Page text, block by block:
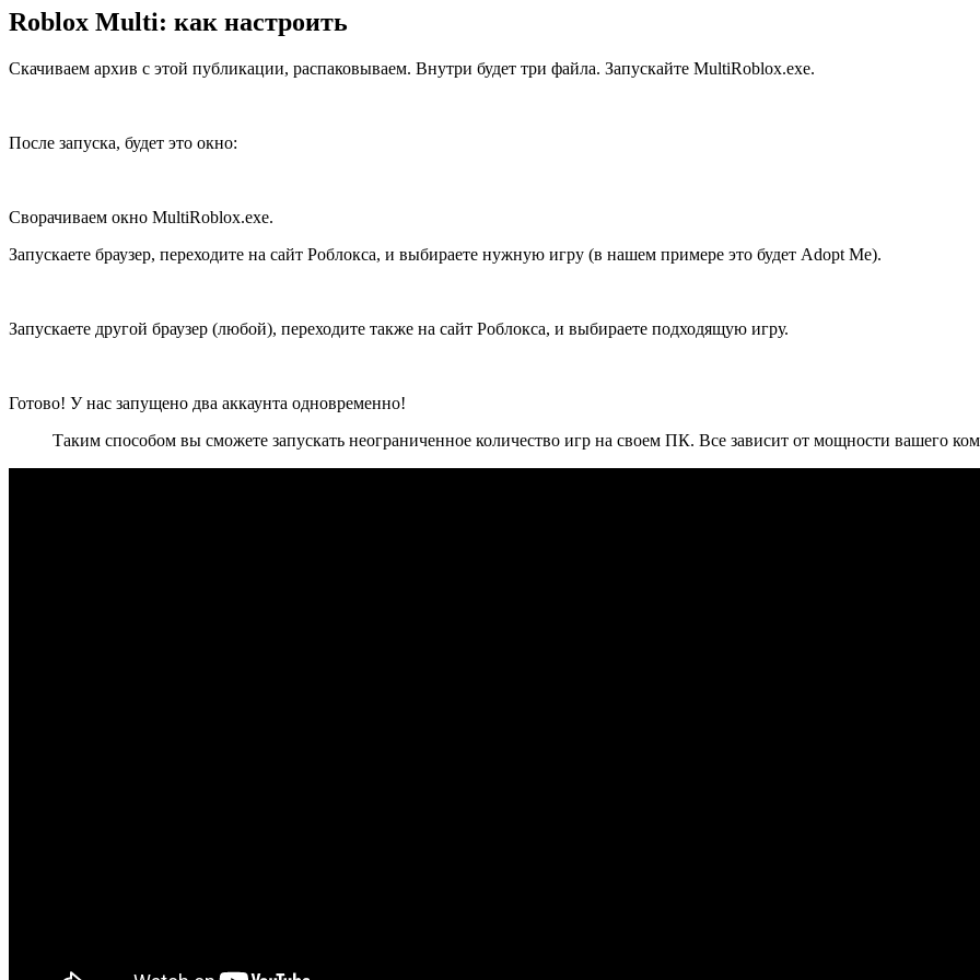
Roblox Multi: как настроить
Скачиваем архив с этой публикации, распаковываем. Внутри будет три файла. Запускайте MultiRoblox.exe.
После запуска, будет это окно:
Сворачиваем окно MultiRoblox.exe.
Запускаете браузер, переходите на сайт Роблокса, и выбираете нужную игру (в нашем примере это будет Adopt Me).
Запускаете другой браузер (любой), переходите также на сайт Роблокса, и выбираете подходящую игру.
Готово! У нас запущено два аккаунта одновременно!
Таким способом вы сможете запускать неограниченное количество игр на своем ПК. Все зависит от мощности вашего